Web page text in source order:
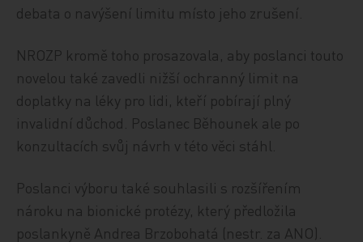
debata o navýšení limitu místo jeho zrušení.
NROZP kromě toho prosazovala, aby poslanci touto
novelou také zavedli nižší ochranný limit na
doplatky na léky pro lidi, kteří pobírají plný
invalidní důchod. Poslanec Běhounek ale po
konzultacích svůj návrh v této věci stáhl.
Poslanci výboru také souhlasili s rozšířením
nároku na bionické protézy, který předložila
poslankyně Andrea Brzobohatá (nestr. za ANO).